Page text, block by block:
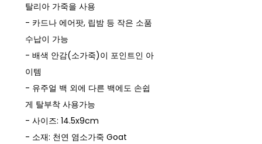
탈리아 가죽을 사용
- 카드나 에어팟, 립밤 등 작은 소품
수납이 가능
- 배색 안감(소가죽)이 포인트인 아
이템
- 유주얼 백 외에 다른 백에도 손쉽
게 탈부착 사용가능
- 사이즈: 14.5x9cm
- 소재: 천연 염소가죽 Goat